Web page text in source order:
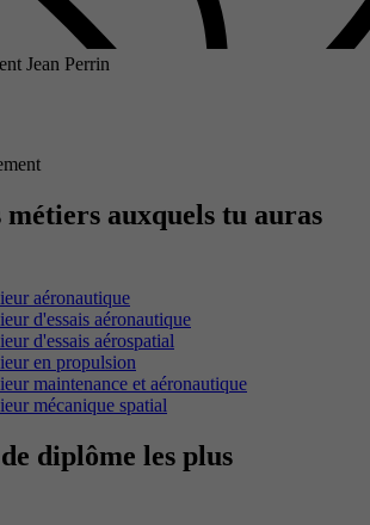
Jean Perrin
métiers auxquels tu auras
aéronautique
d'essais aéronautique
d'essais aérospatial
en propulsion
maintenance et aéronautique
mécanique spatial
diplôme les plus